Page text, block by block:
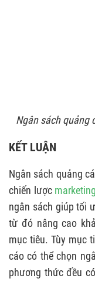
Ngân sách quảng
KẾT LUẬN
Ngân sách quảng
chiến lược marketing
ngân sách giúp tối
từ đó nâng cao
mục tiêu. Tùy mục
cáo có thể chọn
phương thức đều